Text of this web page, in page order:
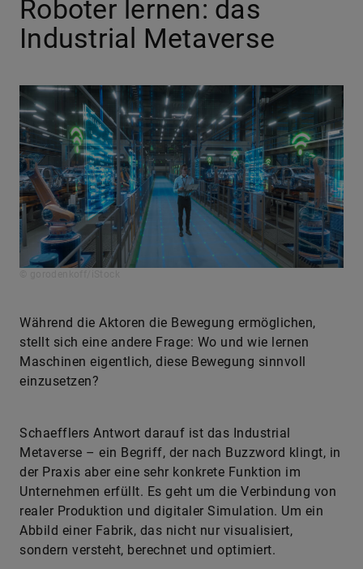
Roboter lernen: das
Industrial Metaverse
Während die Aktoren die Bewegung ermöglichen,
stellt sich eine andere Frage: Wo und wie lernen
Maschinen eigentlich, diese Bewegung sinnvoll
einzusetzen?
Schaefflers Antwort darauf ist das Industrial
Metaverse – ein Begriff, der nach Buzzword klingt, in
der Praxis aber eine sehr konkrete Funktion im
Unternehmen erfüllt. Es geht um die Verbindung von
realer Produktion und digitaler Simulation. Um ein
Abbild einer Fabrik, das nicht nur visualisiert,
sondern versteht, berechnet und optimiert.